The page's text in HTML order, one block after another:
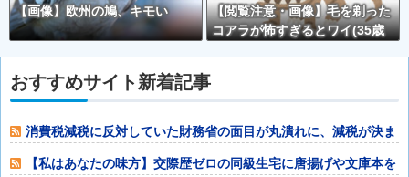
【画像】欧州の鳩、キモい
【閲覧注意・画像】毛を剃った
コアラが怖すぎるとワイ(35歳
おすすめサイト新着記事
消費税減税に反対していた財務省の面目が丸潰れに、減税が決ま
った途端に市場
【私はあなたの味方】交際歴ゼロの同級生宅に唐揚げや文庫本を